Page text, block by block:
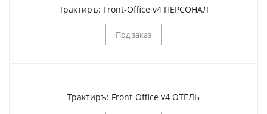
Трактиръ: Front-Office v4 ПЕРСОНАЛ
Под заказ
Трактиръ: Front-Office v4 ОТЕЛЬ